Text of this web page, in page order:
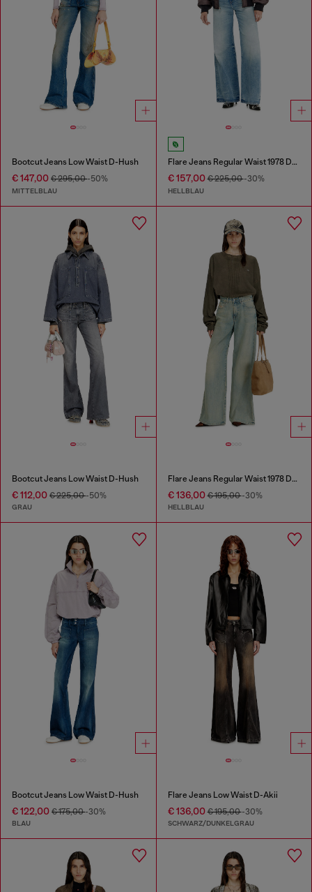
Bootcut Jeans Low Waist D-Hush
€ 147,00 € 295,00-50%
MITTELBLAU
Flare Jeans Regular Waist 1978 D-Akemi
€ 157,00€ 225,00-30%
HELLBLAU
Bootcut Jeans Low Waist D-Hush
€ 112,00 € 225,00-50%
GRAU
Flare Jeans Regular Waist 1978 D-Akemi
€ 136,00€ 195,00-30%
HELLBLAU
Bootcut Jeans Low Waist D-Hush
€ 122,00 € 175,00-30%
BLAU
Flare Jeans Low Waist D-Akii
€ 136,00€ 195,00-30%
SCHWARZ/DUNKELGRAU